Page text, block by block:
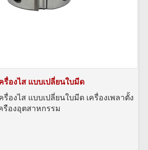
รื่องไส แบบเปลี่ยนใบมีด
รื่องไส แบบเปลี่ยนใบมีด เครื่องเพลาตั้ง
รืองอุตสาหกรรม